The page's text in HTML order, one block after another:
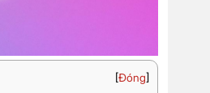
[Đóng]